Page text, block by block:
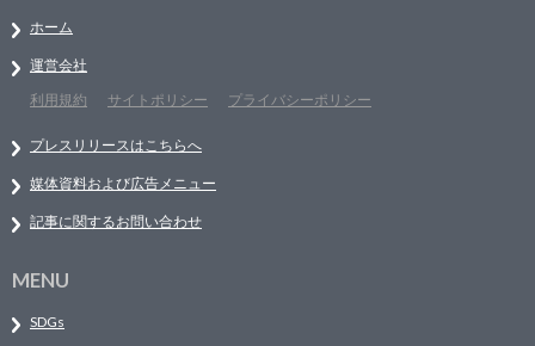
ホーム
運営会社
利用規約
サイトポリシー プライバシーポリシー
プレスリリースはこちらへ
媒体資料および広告メニュー
記事に関するお問い合わせ
MENU
SDGs